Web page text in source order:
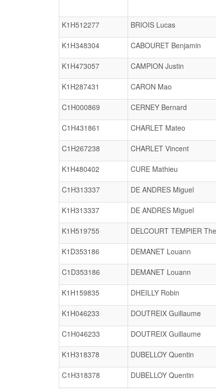
K1H512277 BRIOIS Lucas
K1H348304 CABOURET Benjamin
K1H473057 CAMPION Justin
K1H287431 CARON Mao
C1H000869 CERNEY Bernard
C1H431861 CHARLET Mateo
C1H267238 CHARLET Vincent
K1H480402 CURE Mathieu
C1H313337 DE ANDRES Miguel
K1H313337 DE ANDRES Miguel
K1H519755 DELCOURT TEMPIER
K1D353186 DEMANET Louann
C1D353186 DEMANET Louann
K1H159835 DHEILLY Robin
K1H046233 DOUTREIX Guillaume
C1H046233 DOUTREIX Guillaume
K1H318378 DUBELLOY Quentin
C1H318378 DUBELLOY Quentin